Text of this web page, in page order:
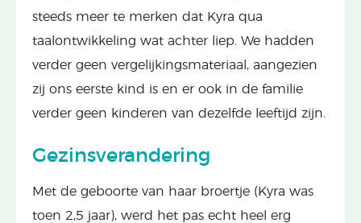
steeds meer te merken dat Kyra qua
taalontwikkeling wat achter liep. We hadden
verder geen vergelijkingsmateriaal, aangezien
zij ons eerste kind is en er ook in de familie
verder geen kinderen van dezelfde leeftijd zijn.
Gezinsverandering
Met de geboorte van haar broertje (Kyra was
toen 2,5 jaar), werd het pas echt heel erg